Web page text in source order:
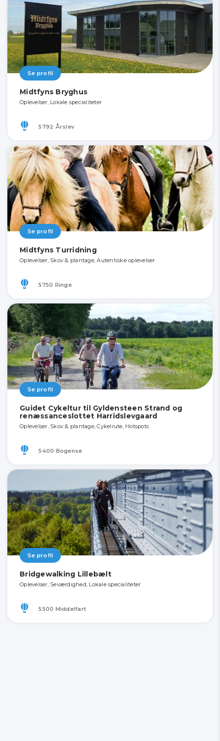
Se profil
Midtfyns Bryghus
Oplevelser, Lokale specialiteter
5792 Årslev
Se profil
Midtfyns Turridning
Oplevelser, Skov & plantage, Autentiske oplevelser
5750 Ringe
Se profil
Guidet Cykeltur til Gyldensteen Strand og
renæssanceslottet Harridslevgaard
Oplevelser, Skov & plantage, Cykelrute, Hotspots
5400 Bogense
Se profil
Bridgewalking Lillebælt
Oplevelser, Seværdighed, Lokale specialiteter
5500 Middelfart